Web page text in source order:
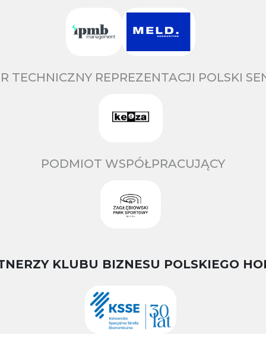
TECHNICZNY REPREZENTACJI POLSKI
PODMIOT WSPÓŁPRACUJĄCY
KLUBU BIZNESU POLSKIEGO